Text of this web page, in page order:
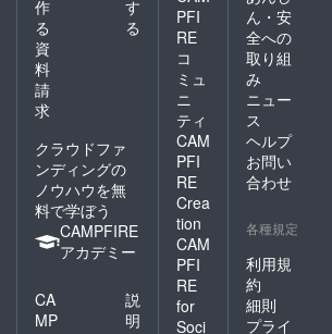
作
る
す
る
資
料
請
求
クラウドファ
ンディングの
ノウハウを無
料で学ぼう
CAMPFIRE
アカデミー
CA
MP
説
明
PFI
RE
コ
ミュ
ニ
ティ
CAM
PFI
RE
Crea
tion
CAM
PFI
RE
for
Soci
ん・安
全への
取り組
み
ニュー
ス
ヘルプ
お問い
合わせ
各種規定
利用規
約
細則
プライ